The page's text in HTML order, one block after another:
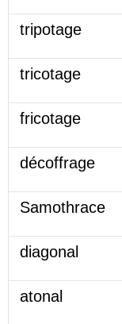
tripotage
tricotage
fricotage
décoffrage
Samothrace
diagonal
atonal